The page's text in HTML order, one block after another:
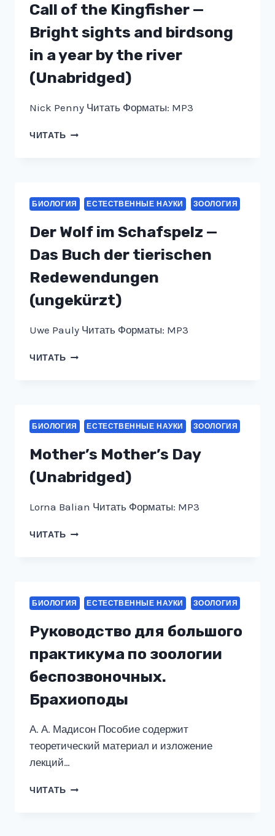
РЕГИОНАХ
ЗАПАДНОЙ
СИБИРИ
Call of the Kingfisher —
Bright sights and birdsong
in a year by the river
(Unabridged)
Nick Penny Читать Форматы: MP3
ЧИТАТЬ CALL
BRIGHT
SIGHTS
BIRDSONG
IN
A
YEAR
THE
(UNABRIDGED)
БИОЛОГИЯ ЕСТЕСТВЕННЫЕ НАУКИ ЗООЛОГИЯ
Der Wolf im Schafspelz —
Das Buch der tierischen
Redewendungen
(ungekürzt)
Uwe Pauly Читать Форматы: MP3
ЧИТАТЬ DER
DAS
BUCH
TIERISCHEN
REDEWENDUNGEN
(UNGEKÜRZT)
БИОЛОГИЯ ЕСТЕСТВЕННЫЕ НАУКИ ЗООЛОГИЯ
Mother’s Mother’s Day
(Unabridged)
Lorna Balian Читать Форматы: MP3
ЧИТАТЬ MOTHER’S
БИОЛОГИЯ ЕСТЕСТВЕННЫЕ НАУКИ ЗООЛОГИЯ
Руководство для большого
практикума по зоологии
беспозвоночных.
Брахиоподы
А. А. Мадисон Пособие содержит
теоретический материал и изложение
лекций…
ЧИТАТЬ РУКОВОДСТВО